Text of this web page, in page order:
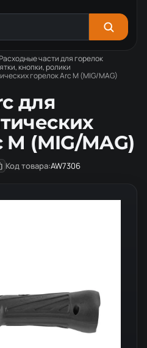
части для горелок
кнопки, ролики
горелок Arc M (MIG/MAG)
для
(MIG/MAG)
Код товара:AW7306